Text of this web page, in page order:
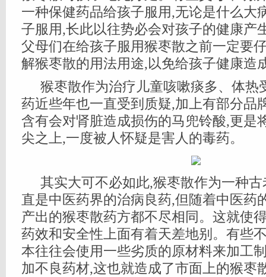
一种保健药品给孩子服用,无论是什么大
子服用,长此以往势必会对孩子的健康产
父母们在给孩子服用猴枣散之前一定要
解猴枣散的用法用途,以免给孩子健康造
猴枣散作为治疗儿童咳嗽痰多、体热
药近些年也一直受到质疑,加上有部分品
含有会对肾脏造成损伤的马兜铃酸,更是
尖之上,一度被人怀疑是害人的毒药。
其实大可不必如此,猴枣散作为一种
直是中医药界的治病良药,但随着中医药
产出的猴枣散药方都不尽相同。这就使
药效和安全性上面有着天差地别。有些
本往往会使用一些劣质的原材料来加工
加不良药材,这也就造成了市面上的猴枣